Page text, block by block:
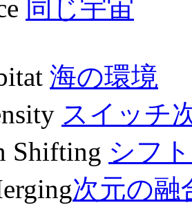
同じ宇宙
海の環境
スイッチ
Shifting シフ
次元の融